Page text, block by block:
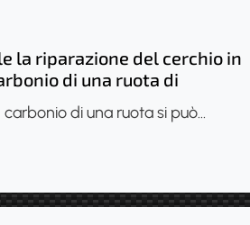
la riparazione del cerchio in
di una ruota di
carbonio di una ruota si può…